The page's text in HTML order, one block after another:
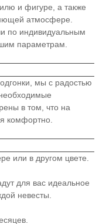
и фигуре, а также
атмосфере.
по индивидуальным
параметрам.
мы с радостью
в том, что на
комфортно.
или в другом цвете.
для вас идеальное
невесты.